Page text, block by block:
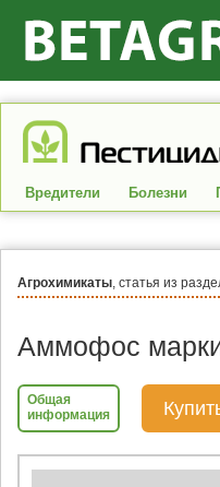
Вредители Болезни
Агрохимикаты, статья из
Аммофос
Общая
информация